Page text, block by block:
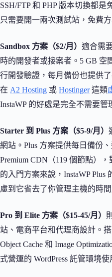
SSH/FTP 和 PHP 版本切換都
只需要開一兩次測試站，免費
Sandbox 方案（$2/月） 適合需
時的開發者或接案者。5 GB 空
行開發驗證，每月備份也提供
在 A2 Hosting 或 Hostinger這類
InstaWP 的好處是完全不需要管
Starter 到 Plus 方案（$5-9/月）
網站。Plus 方案提供每日備份
Premium CDN（119 個節點），
的入門方案來說，InstaWP Plus
慮到它省去了你管理主機的時間
Pro 到 Elite 方案（$15-45/月）
站、電商平台和代理商設計。搭
Object Cache 和 Image
式營運的 WordPress 託管環境使